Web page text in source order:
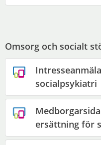
Omsorg och socialt
socialpsykiatri
ersättning för